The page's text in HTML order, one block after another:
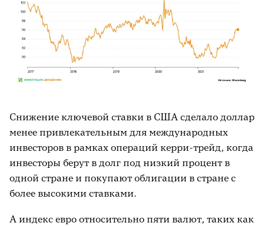
Снижение ключевой ставки в США сделало доллар
менее привлекательным для международных
инвесторов в рамках операций керри-трейд, когда
инвесторы берут в долг под низкий процент в
одной стране и покупают облигации в стране с
более высокими ставками.
А индекс евро относительно пяти валют, таких как